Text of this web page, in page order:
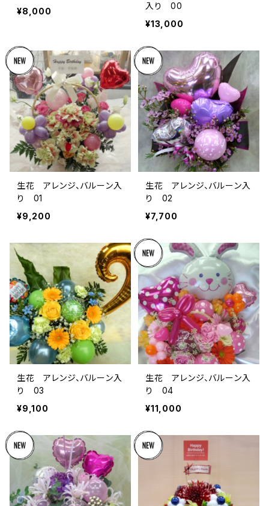
¥8,000
入り 00
¥13,000
生花 アレンジ、バルーン入
り 01
¥9,200
生花 アレンジ、バルーン入
り 02
¥7,700
生花 アレンジ、バルーン入
り 03
¥9,100
生花 アレンジ、バルーン入
り 04
¥11,000